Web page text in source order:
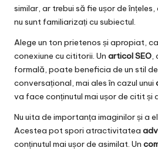
similar, ar trebui să fie ușor de
nu sunt familiarizați cu subiectul.
Alege un ton prietenos și apropiat,
conexiune cu cititorii. Un articol SEO,
formală, poate beneficia de un stil de
conversațional, mai ales în cazul unui
va face conținutul mai ușor de citit și
Nu uita de importanța imaginilor și a
Acestea pot spori atractivitatea
conținutul mai ușor de asimilat. Un